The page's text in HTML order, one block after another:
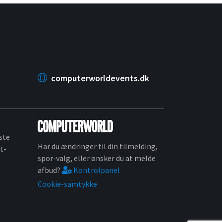
computerworldevents.dk
Har du ændringer til din tilmelding,
spor-valg, eller ønsker du at melde
afbud?
Kontrolpanel
Cookie-samtykke